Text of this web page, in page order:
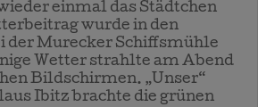
einmal das Städtchen
wurde in den
der Murecker Schiffsmühle
Wetter strahlte am Abend
Bildschirmen. „Unser“
Ibitz brachte die grünen